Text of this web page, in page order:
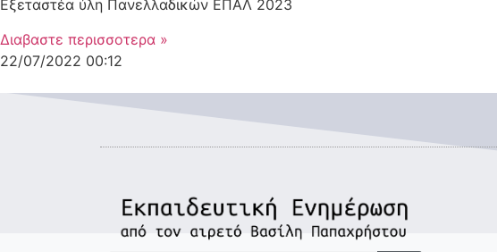
Εξεταστέα ύλη Πανελλαδικών ΕΠΑΛ 2023
Διαβαστε περισσοτερα »
22/07/2022 00:12